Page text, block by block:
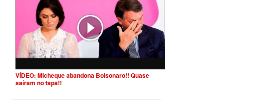
VÍDEO: Micheque abandona Bolsonaro!! Quase
saíram no tapa!!